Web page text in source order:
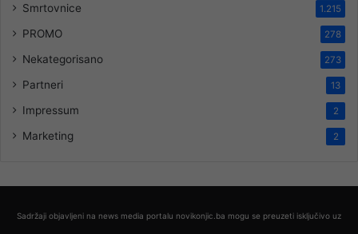
Smrtovnice 1.215
PROMO 278
Nekategorisano 273
Partneri 13
Impressum 2
Marketing 2
Sadržaji objavljeni na news media portalu novikonjic.ba mogu se preuzeti isključivo uz